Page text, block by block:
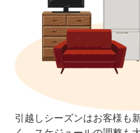
引越しシーズンはお客様も